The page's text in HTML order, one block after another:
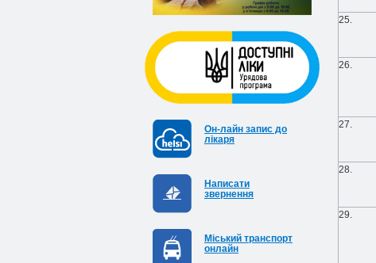
Он-лайн запис до
лікаря
Написати
звернення
Міський транспорт
онлайн
25.
26.
27.
28.
29.